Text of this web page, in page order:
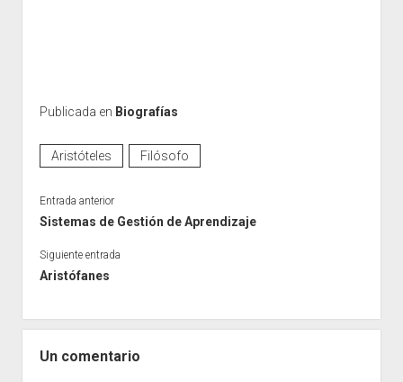
Publicada en Biografías
Aristóteles Filósofo
Entrada anterior
Sistemas de Gestión de Aprendizaje
Siguiente entrada
Aristófanes
Un comentario